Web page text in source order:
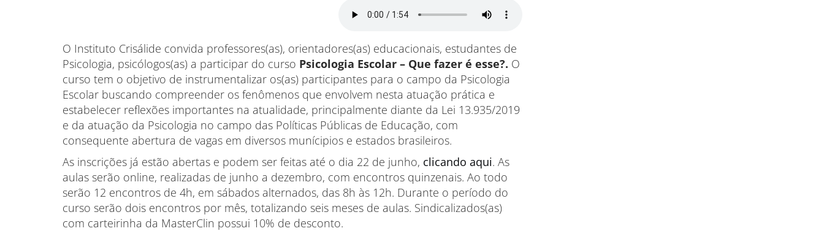
O Instituto Crisálide convida professores(as), orientadores(as) educacionais, estudantes de
Psicologia, psicólogos(as) a participar do curso Psicologia Escolar – Que fazer é esse?. O
curso tem o objetivo de instrumentalizar os(as) participantes para o campo da Psicologia
Escolar buscando compreender os fenômenos que envolvem nesta atuação prática e
estabelecer reflexões importantes na atualidade, principalmente diante da Lei 13.935/2019
e da atuação da Psicologia no campo das Políticas Públicas de Educação, com
consequente abertura de vagas em diversos munícipios e estados brasileiros.
As inscrições já estão abertas e podem ser feitas até o dia 22 de junho, clicando aqui. As
aulas serão online, realizadas de junho a dezembro, com encontros quinzenais. Ao todo
serão 12 encontros de 4h, em sábados alternados, das 8h às 12h. Durante o período do
curso serão dois encontros por mês, totalizando seis meses de aulas. Sindicalizados(as)
com carteirinha da MasterClin possui 10% de desconto.